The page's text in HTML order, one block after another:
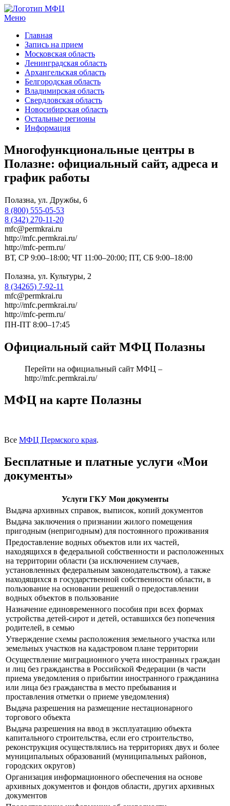
Меню
Главная
Запись на прием
Московская область
Ленинградская область
Архангельская область
Белгородская область
Владимирская область
Свердловская область
Новосибирская область
Остальные регионы
Информация
Многофункциональные центры в
Полазне: официальный сайт, адреса и
график работы
Полазна, ул. Дружбы, 6
8 (800) 555-05-53
8 (342) 270-11-20
mfc@permkrai.ru
http://mfc.permkrai.ru/
http://mfc-perm.ru/
ВТ, СР 9:00–18:00; ЧТ 11:00–20:00; ПТ, СБ 9:00–18:00
Полазна, ул. Культуры, 2
8 (34265) 7-92-11
mfc@permkrai.ru
http://mfc.permkrai.ru/
http://mfc-perm.ru/
ПН-ПТ 8:00–17:45
Официальный сайт МФЦ Полазны
Перейти на официальный сайт МФЦ –
http://mfc.permkrai.ru/
МФЦ на карте Полазны
Все МФЦ Пермского края.
Бесплатные и платные услуги «Мои
документы»
Услуги ГКУ Мои документы
Выдача архивных справок, выписок, копий документов
Выдача заключения о признании жилого помещения
пригодным (непригодным) для постоянного проживания
Предоставление водных объектов или их частей,
находящихся в федеральной собственности и расположенных
на территории области (за исключением случаев,
установленных федеральным законодательством), а также
находящихся в государственной собственности области, в
пользование на основании решений о предоставлении
водных объектов в пользование
Назначение единовременного пособия при всех формах
устройства детей-сирот и детей, оставшихся без попечения
родителей, в семью
Утверждение схемы расположения земельного участка или
земельных участков на кадастровом плане территории
Осуществление миграционного учета иностранных граждан
и лиц без гражданства в Российской Федерации (в части
приема уведомления о прибытии иностранного гражданина
или лица без гражданства в место пребывания и
проставления отметки о приеме уведомления)
Выдача разрешения на размещение нестационарного
торгового объекта
Выдача разрешения на ввод в эксплуатацию объекта
капитального строительства, если его строительство,
реконструкция осуществлялись на территориях двух и более
муниципальных образований (муниципальных районов,
городских округов)
Организация информационного обеспечения на основе
архивных документов и фондов области, других архивных
документов